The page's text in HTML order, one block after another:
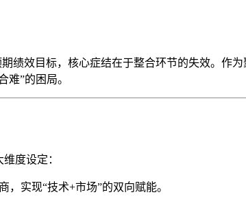
绩效目标，核心症结在于整合环节的失效。作
”的困局。
度设定：
实现“技术+市场”的双向赋能。